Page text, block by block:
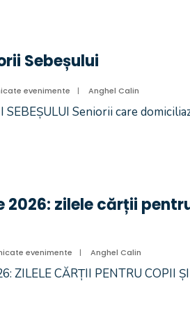
Sebeșului
evenimente | Anghel Calin
SEBEȘULUI Seniorii care
zilele cărții
evenimente | Anghel Calin
ZILELE CĂRȚII PENTRU COPII